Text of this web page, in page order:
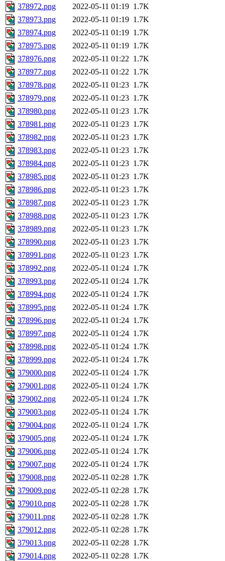
378972.png
2022-05-11 01:19 1.7K
378973.png
2022-05-11 01:19 1.7K
378974.png
2022-05-11 01:19 1.7K
378975.png
2022-05-11 01:19 1.7K
378976.png
2022-05-11 01:22 1.7K
378977.png
2022-05-11 01:22 1.7K
378978.png
2022-05-11 01:23 1.7K
378979.png
2022-05-11 01:23 1.7K
378980.png
2022-05-11 01:23 1.7K
378981.png
2022-05-11 01:23 1.7K
378982.png
2022-05-11 01:23 1.7K
378983.png
2022-05-11 01:23 1.7K
378984.png
2022-05-11 01:23 1.7K
378985.png
2022-05-11 01:23 1.7K
378986.png
2022-05-11 01:23 1.7K
378987.png
2022-05-11 01:23 1.7K
378988.png
2022-05-11 01:23 1.7K
378989.png
2022-05-11 01:23 1.7K
378990.png
2022-05-11 01:23 1.7K
378991.png
2022-05-11 01:23 1.7K
378992.png
2022-05-11 01:24 1.7K
378993.png
2022-05-11 01:24 1.7K
378994.png
2022-05-11 01:24 1.7K
378995.png
2022-05-11 01:24 1.7K
378996.png
2022-05-11 01:24 1.7K
378997.png
2022-05-11 01:24 1.7K
378998.png
2022-05-11 01:24 1.7K
378999.png
2022-05-11 01:24 1.7K
379000.png
2022-05-11 01:24 1.7K
379001.png
2022-05-11 01:24 1.7K
379002.png
2022-05-11 01:24 1.7K
379003.png
2022-05-11 01:24 1.7K
379004.png
2022-05-11 01:24 1.7K
379005.png
2022-05-11 01:24 1.7K
379006.png
2022-05-11 01:24 1.7K
379007.png
2022-05-11 01:24 1.7K
379008.png
2022-05-11 02:28 1.7K
379009.png
2022-05-11 02:28 1.7K
379010.png
2022-05-11 02:28 1.7K
379011.png
2022-05-11 02:28 1.7K
379012.png
2022-05-11 02:28 1.7K
379013.png
2022-05-11 02:28 1.7K
379014.png
2022-05-11 02:28 1.7K